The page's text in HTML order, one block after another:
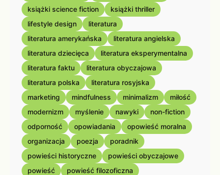
książki science fiction
książki thriller
lifestyle design
literatura
literatura amerykańska
literatura angielska
literatura dziecięca
literatura eksperymentalna
literatura faktu
literatura obyczajowa
literatura polska
literatura rosyjska
marketing
mindfulness minimalizm
miłość
modernizm
myślenie nawyki
non-fiction
odporność
opowiadania
opowieść moralna
organizacja
poezja
poradnik
powieści historyczne
powieści obyczajowe
powieść
powieść filozoficzna